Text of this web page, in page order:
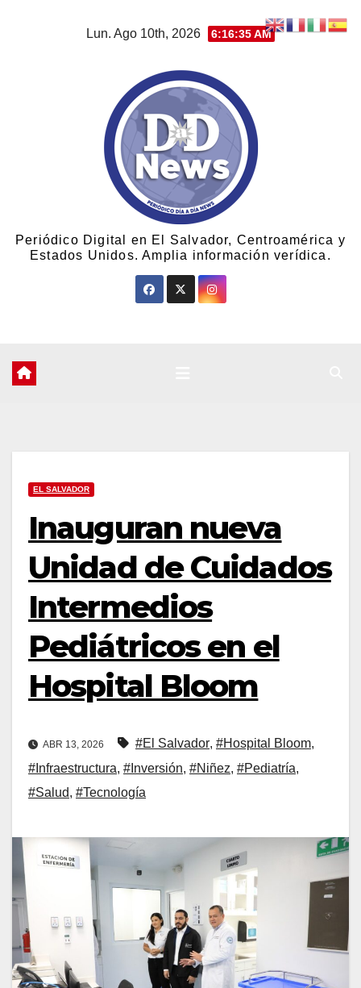
Lun. Ago 10th, 2026 6:16:35 AM
Periódico Digital en El Salvador, Centroamérica y
Estados Unidos. Amplia información verídica.
EL SALVADOR
Inauguran nueva
Unidad de Cuidados
Intermedios
Pediátricos en el
Hospital Bloom
ABR 13, 2026 #El Salvador, #Hospital Bloom,
#Infraestructura, #Inversión, #Niñez, #Pediatría,
#Salud, #Tecnología